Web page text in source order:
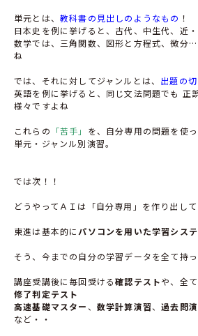
単元とは、 教科書の見出しのようなもの ！
日本史を例に挙げると、古代、中生代、近
数学では、三角関数、図形と方程式、微分
ね
では、それに対してジャンルとは、 出題の
英語を例に挙げると、同じ文法問題でも 正
様々ですよね
これらの 「苦手」 を、自分専用の問題を使
単元・ジャンル別演習。
では次！！
どうやってＡＩは「自分専用」を作り出し
東進は基本的に パソコンを用いた学習シス
そう、今までの自分の学習データを全て持っ
講座受講後に毎回受ける確認テストや、全
修了判定テスト
高速基礎マスター 、 数学計算演習、過去問
など・・